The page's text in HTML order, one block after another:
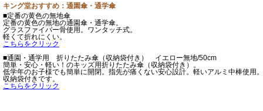
キング堂おすすめ：通園傘・通学傘
■定番の黄色の無地傘
定番の黄色の無地の通園傘・通学傘。
グラスファイバー骨使用。ワンタッチ式。
軽くて折れにくい。
こちらをクリック
■通園・通学用 折りたたみ傘（収納袋付き） イエロー無地/50cm
簡単・安心・軽い！のキッズ用折りたたみ傘（収納袋付き）。
低学年のお子様でも簡単に開閉。指先が痛くない安心設計。軽いアルミ中棒使用。
収納袋付きです。
こちらをクリック